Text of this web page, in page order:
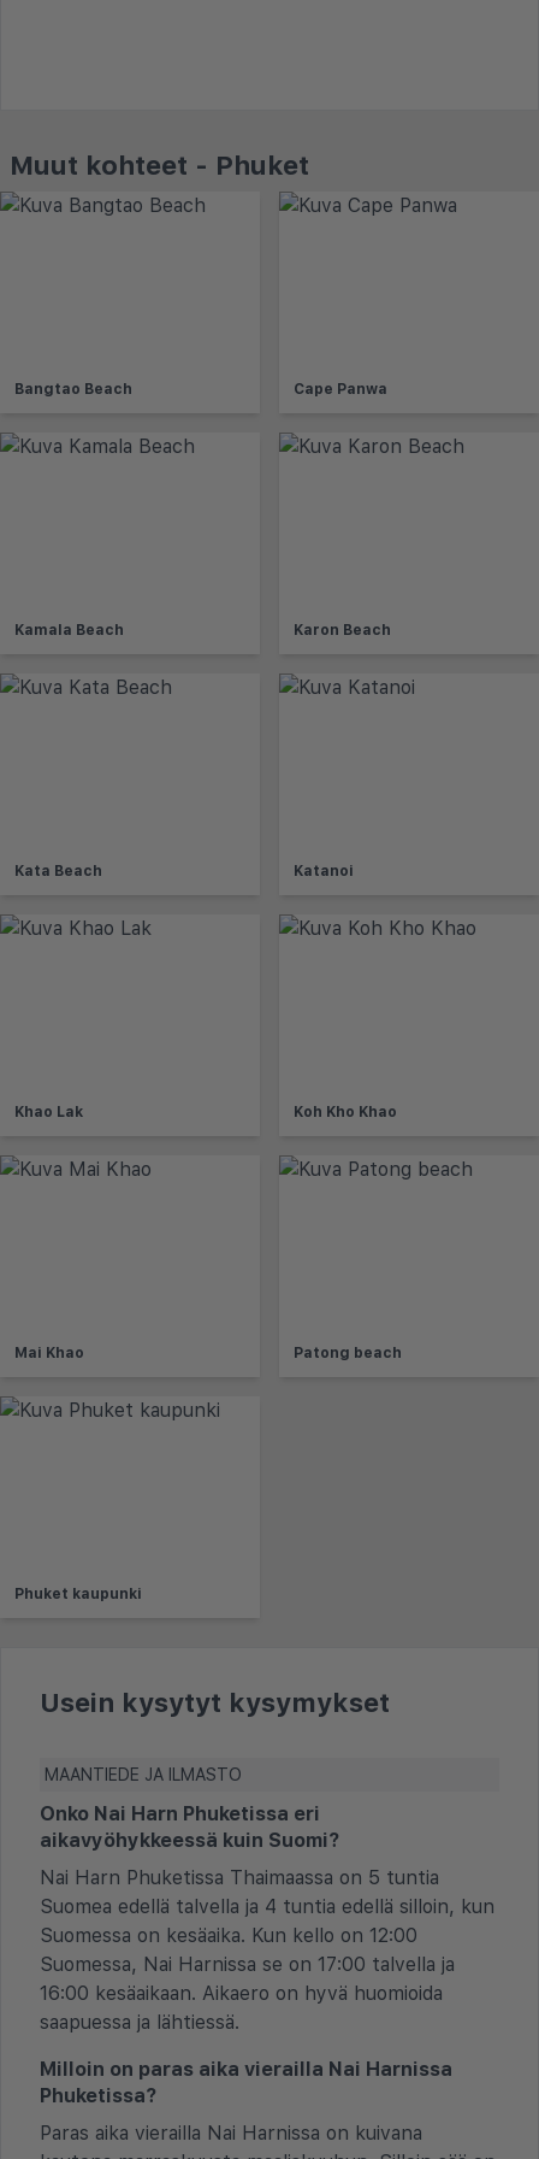
Muut kohteet - Phuket
Bangtao Beach Cape Panwa
Kamala Beach Karon Beach
Kata Beach Katanoi
Khao Lak Koh Kho Khao
Mai Khao Patong beach
Phuket kaupunki
Usein kysytyt kysymykset
MAANTIEDE JA ILMASTO
Onko Nai Harn Phuketissa eri
aikavyöhykkeessä kuin Suomi?
Nai Harn Phuketissa Thaimaassa on 5 tuntia
Suomea edellä talvella ja 4 tuntia edellä silloin, kun
Suomessa on kesäaika. Kun kello on 12:00
Suomessa, Nai Harnissa se on 17:00 talvella ja
16:00 kesäaikaan. Aikaero on hyvä huomioida
saapuessa ja lähtiessä.
Milloin on paras aika vierailla Nai Harnissa
Phuketissa?
Paras aika vierailla Nai Harnissa on kuivana